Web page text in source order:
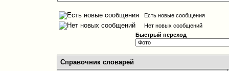
Есть новые сообщения
Нет новых сообщений
Быстрый переход
Справочник словарей